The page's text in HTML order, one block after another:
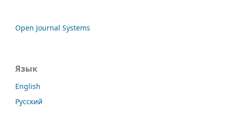
Open Journal Systems
Язык
English
Русский